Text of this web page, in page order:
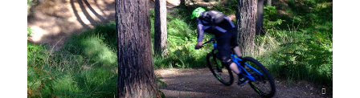
Milan G/flickr/Cc-by-sa 2.0